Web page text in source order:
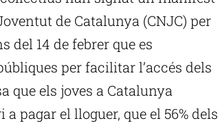
de Catalunya (CNJC) per
del 14 de febrer que es
per facilitar l’accés dels
que els joves a Catalunya
a pagar el lloguer, que el 56% dels